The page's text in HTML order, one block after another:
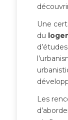
Une
du
Les